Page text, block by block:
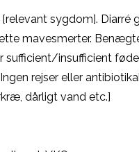
sygdom]. Diarré
mavesmerter.
sufficient/insufficient
rejser eller
dårligt vand etc.]